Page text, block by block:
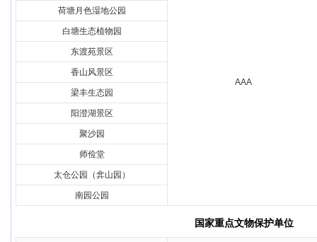
AAA
荷塘月色湿地公园
白塘生态植物园
东渡苑景区
香山风景区
梁丰生态园
阳澄湖景区
聚沙园
师俭堂
太仓公园（弇山园）
南园公园
国家重点文物保护单位